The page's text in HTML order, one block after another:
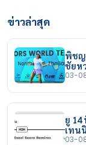
ข่าวล่าสุด
พิชญ
ชัยห
03-
ยู 14
เทน
03-